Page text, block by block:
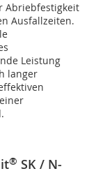
Abriebfestigkeit
Ausfallzeiten.
Leistung
langer
® SK / N-